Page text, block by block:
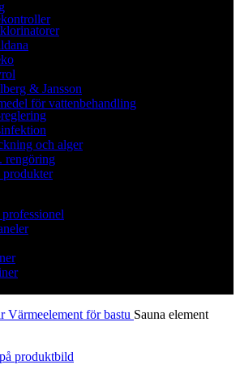
& Jansson
för vattenbehandling
och alger
rengöring
produkter
Värmeelement för bastu Sauna element